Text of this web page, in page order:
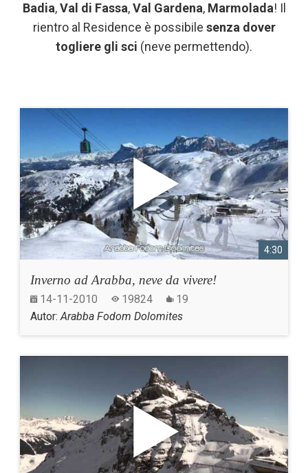
Badia,Val di Fassa,Val Gardena, Marmolada! Il
rientro al Residence è possibile senza dover
togliere gli sci (neve permettendo).
4:30
Inverno ad Arabba, neve da vivere!
14-11-2010 19824
19
Autor:Arabba Fodom Dolomites